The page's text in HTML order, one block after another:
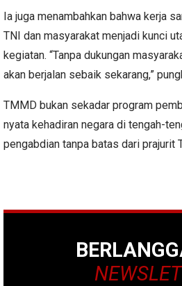
Ia juga menambahkan bahwa kerja
TNI dan masyarakat menjadi kunci
kegiatan. “Tanpa dukungan
akan berjalan sebaik sekarang,”
TMMD bukan sekadar program
nyata kehadiran negara di tengah-
pengabdian tanpa batas dari prajurit